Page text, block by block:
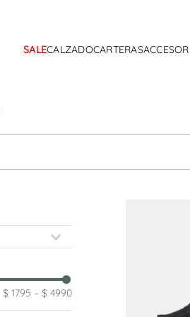
SALECALZADOCARTERAS
$ 1795 – $ 4990